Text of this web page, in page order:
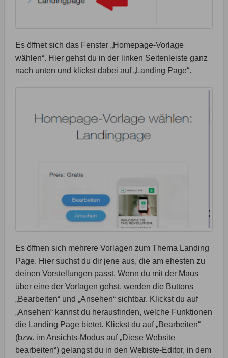
Es öffnet sich das Fenster „Homepage-Vorlage
wählen“. Hier gehst du in der linken Seitenleiste ganz
nach unten und klickst dabei auf „Landing Page“.
Es öffnen sich mehrere Vorlagen zum Thema Landing
Page. Hier suchst du dir jene aus, die am ehesten zu
deinen Vorstellungen passt. Wenn du mit der Maus
über eine der Vorlagen gehst, werden die Buttons
„Bearbeiten“ und „Ansehen“ sichtbar. Klickst du auf
„Ansehen“ kannst du herausfinden, welche Funktionen
die Landing Page bietet. Klickst du auf „Bearbeiten“
(bzw. im Ansichts-Modus auf „Diese Website
bearbeiten“) gelangst du in den Webiste-Editor, in dem